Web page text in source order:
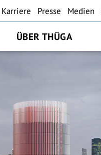
Karriere Presse Medien
ÜBER THÜGA